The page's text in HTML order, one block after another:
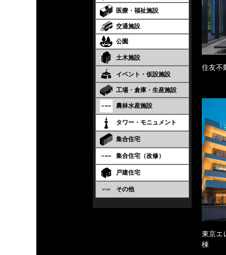
医療・福祉施設
交通施設
公園
土木施設
イベント・仮設施設
工場・倉庫・生産施設
農林水産施設
タワー・モニュメント
集合住宅
集合住宅（改修）
戸建住宅
その他
住友不
東京エ
棟